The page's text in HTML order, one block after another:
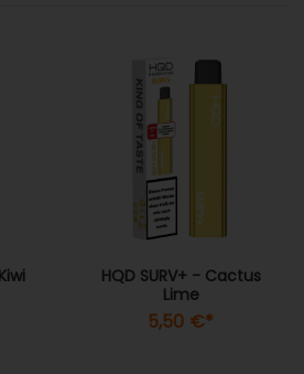
HQD SURV+ - Cactus
Lime
5,50 €*